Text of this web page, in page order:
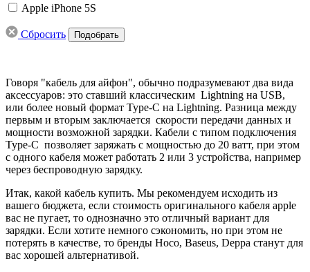
Apple iPhone 5S
Сбросить
Говоря "кабель для айфон", обычно подразумевают два вида
аксессуаров: это ставший классическим Lightning на USB,
или более новый формат Type-C на Lightning. Разница между
первым и вторым заключается скорости передачи данных и
мощности возможной зарядки. Кабели с типом подключения
Type-C позволяет заряжать с мощностью до 20 ватт, при этом
с одного кабеля может работать 2 или 3 устройства, например
через беспроводную зарядку.
Итак, какой кабель купить. Мы рекомендуем исходить из
вашего бюджета, если стоимость оригинального кабеля apple
вас не пугает, то однозначно это отличный вариант для
зарядки. Если хотите немного сэкономить, но при этом не
потерять в качестве, то бренды Hoco, Baseus, Deppa станут для
вас хорошей альтернативой.